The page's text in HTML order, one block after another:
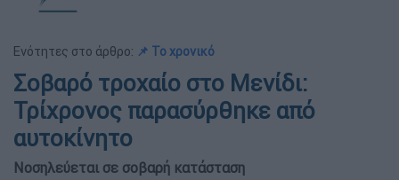
Ενότητες στο άρθρο: 📌 Το χρονικό
Σοβαρό τροχαίο στο Μενίδι:
Τρίχρονος παρασύρθηκε από
αυτοκίνητο
Νοσηλεύεται σε σοβαρή κατάσταση